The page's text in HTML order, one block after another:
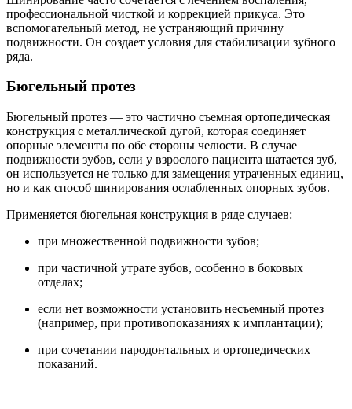
профессиональной чисткой и коррекцией прикуса. Это
вспомогательный метод, не устраняющий причину
подвижности. Он создает условия для стабилизации зубного
ряда.
Бюгельный протез
Бюгельный протез — это частично съемная ортопедическая
конструкция с металлической дугой, которая соединяет
опорные элементы по обе стороны челюсти. В случае
подвижности зубов, если у взрослого пациента шатается зуб,
он используется не только для замещения утраченных единиц,
но и как способ шинирования ослабленных опорных зубов.
Применяется бюгельная конструкция в ряде случаев:
при множественной подвижности зубов;
при частичной утрате зубов, особенно в боковых
отделах;
если нет возможности установить несъемный протез
(например, при противопоказаниях к имплантации);
при сочетании пародонтальных и ортопедических
показаний.